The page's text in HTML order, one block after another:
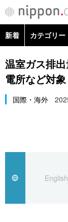
カテゴリー
経済・ビジネス
国際
トップ
アーカイブ
In-depth
Japan Data
新着 カテゴリー
政治・外交
経済・ビジネス
温室ガス排
電所など対象
国際・海外
English